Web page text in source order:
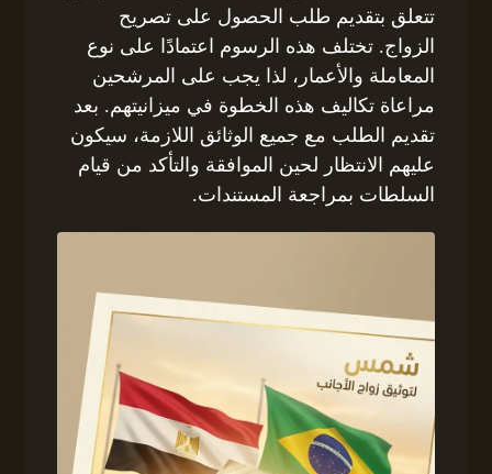
تتعلق بتقديم طلب الحصول على تصريح
الزواج. تختلف هذه الرسوم اعتمادًا على نوع
المعاملة والأعمار، لذا يجب على المرشحين
مراعاة تكاليف هذه الخطوة في ميزانيتهم. بعد
تقديم الطلب مع جميع الوثائق اللازمة، سيكون
عليهم الانتظار لحين الموافقة والتأكد من قيام
السلطات بمراجعة المستندات.